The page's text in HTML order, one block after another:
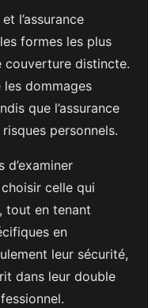
l’assurance
formes les plus
couverture distincte.
dommages
que l’assurance
personnels.
celle qui
tout en tenant
en
leur sécurité,
dans leur double